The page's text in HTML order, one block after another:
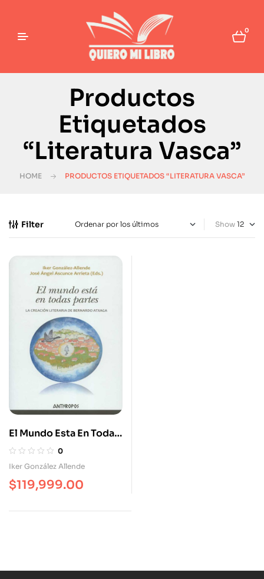
0
Productos
Etiquetados
“Literatura Vasca”
HOME PRODUCTOS ETIQUETADOS “LITERATURA VASCA”
Filter Show
El Mundo Esta En Todas
Partes. La Creación
Literaria De Bernardo
0
Iker González Allende
$119,999.00